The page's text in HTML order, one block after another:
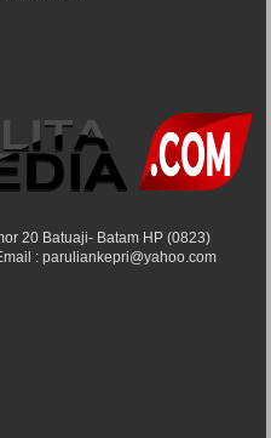
20 Batuaji- Batam HP (0823)
: paruliankepri@yahoo.com